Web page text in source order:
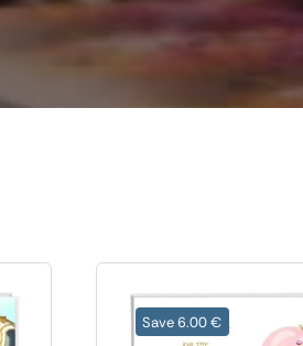
Save 6.00 €